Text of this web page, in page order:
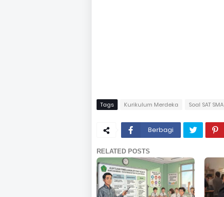
Tags Kurikulum Merdeka Soal SAT SMA
Berbagi
RELATED POSTS